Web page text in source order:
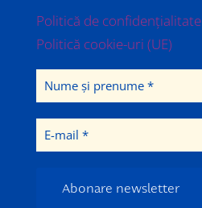
Politică de confidențialitate
Politică cookie-uri (UE)